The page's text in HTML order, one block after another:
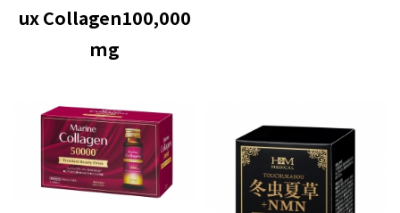
ux Collagen100,000
ｍg